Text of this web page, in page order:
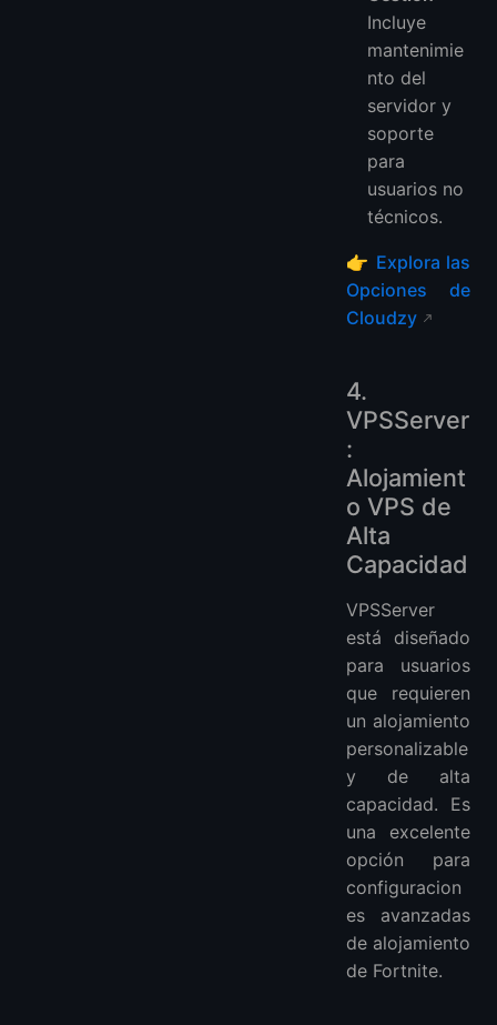
Incluye
mantenimie
nto del
servidor y
soporte
para
usuarios no
técnicos.
👉 Explora las
Opciones de
Cloudzy
4.
VPSServer
:
Alojamient
o VPS de
Alta
Capacidad
VPSServer
está diseñado
para usuarios
que requieren
un alojamiento
personalizable
y de alta
capacidad. Es
una excelente
opción para
configuracion
es avanzadas
de alojamiento
de Fortnite.